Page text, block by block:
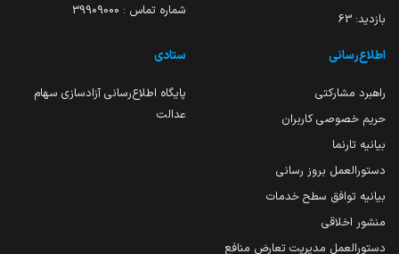
بازدید: 63
شماره تماس : 39909000
اطلاع‌رسانی
راهبرد مشارکتی
حریم خصوصی کاربران
بیانیه تارنما
دستورالعمل بروز رسانی
بیانیه توافق سطح خدمات
منشور اخلاقی
دستورالعمل مدیریت تعارض منافع
ستادی
پایگاه اطلاع‌رسانی آزادسازی سهام
عدالت